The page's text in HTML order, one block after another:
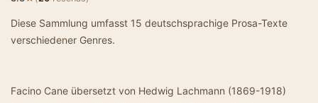
Diese Sammlung umfasst 15 deutschsprachige Prosa-Texte
verschiedener Genres.
Facino Cane übersetzt von Hedwig Lachmann (1869-1918)